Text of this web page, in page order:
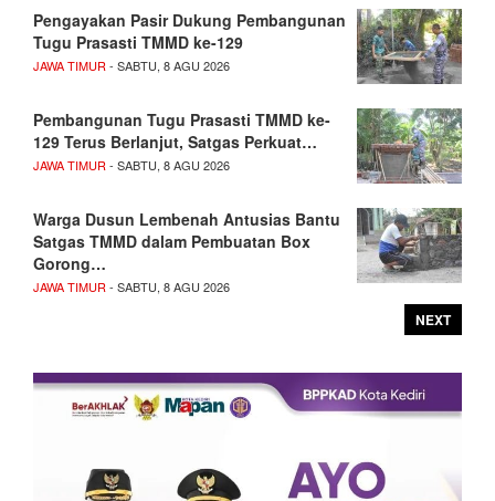
Pengayakan Pasir Dukung Pembangunan
Tugu Prasasti TMMD ke-129
JAWA TIMUR - SABTU, 8 AGU 2026
Pembangunan Tugu Prasasti TMMD ke-
129 Terus Berlanjut, Satgas Perkuat…
JAWA TIMUR - SABTU, 8 AGU 2026
Warga Dusun Lembenah Antusias Bantu
Satgas TMMD dalam Pembuatan Box
Gorong…
JAWA TIMUR - SABTU, 8 AGU 2026
NEXT